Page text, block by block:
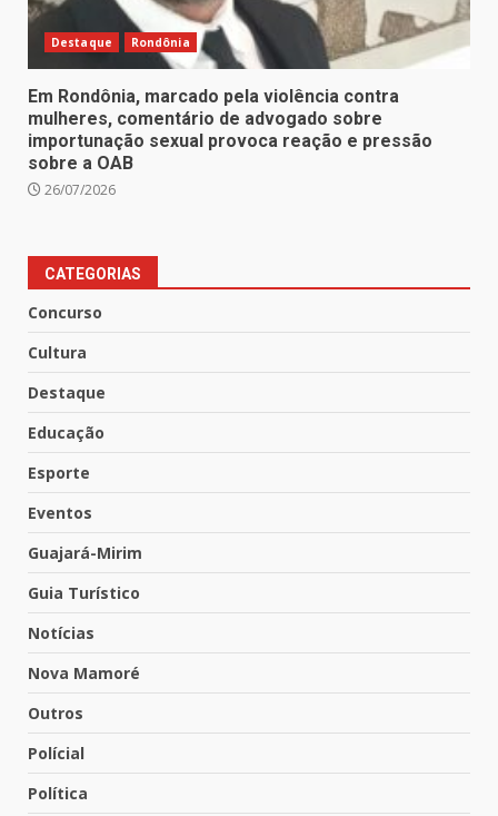
Destaque Rondônia
Em Rondônia, marcado pela violência contra
mulheres, comentário de advogado sobre
importunação sexual provoca reação e pressão
sobre a OAB
26/07/2026
CATEGORIAS
Concurso
Cultura
Destaque
Educação
Esporte
Eventos
Guajará-Mirim
Guia Turístico
Notícias
Nova Mamoré
Outros
Polícial
Política